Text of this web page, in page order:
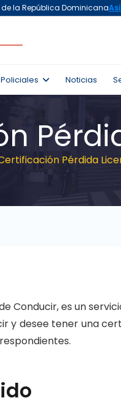
Noticias
Pérdida
Conducir, es un
y desee tener una